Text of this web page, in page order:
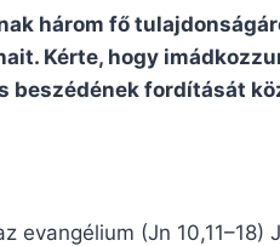
három fő
Kérte, hogy
beszédének fordítását
evangélium (Jn 10,11–18)